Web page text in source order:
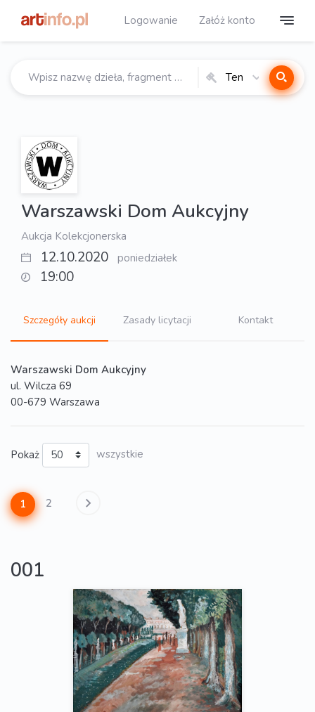
Logowanie Załóż konto
Ten
Warszawski Dom Aukcyjny
Aukcja Kolekcjonerska
12.10.2020 poniedziałek
19:00
Szczegóły aukcji Zasady licytacji Kontakt
Warszawski Dom Aukcyjny
ul. Wilcza 69
00-679 Warszawa
Pokaż wszystkie
1 2
001